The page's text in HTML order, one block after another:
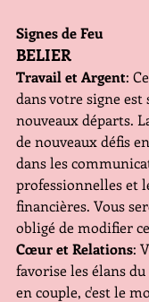
Signes de Feu
BELIER
Travail et Argent:
dans votre signe est
nouveaux départs.
de nouveaux défis
dans les
professionnelles et
financières. Vous
obligé de modifier
Cœur et Relations:
favorise les élans
en couple, c'est le